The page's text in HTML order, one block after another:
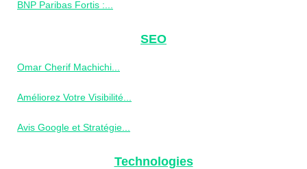
BNP Paribas Fortis :...
SEO
Omar Cherif Machichi...
Améliorez Votre Visibilité...
Avis Google et Stratégie...
Technologies